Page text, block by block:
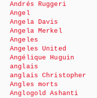
Andrés Ruggeri
Angel
Angela Davis
Angela Merkel
Angeles
Angeles United
Angélique Huguin
anglais
anglais Christopher
Angles morts
Anglogold Ashanti